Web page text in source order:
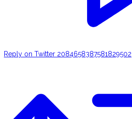
Reply on Twitter 2084658387581829502